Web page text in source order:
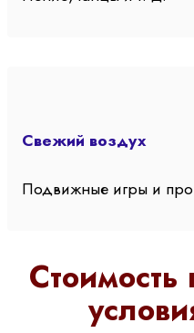
Свежий воздух
Подвижные игры и